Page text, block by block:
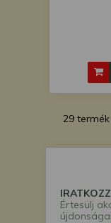
29 termék
Értesülj